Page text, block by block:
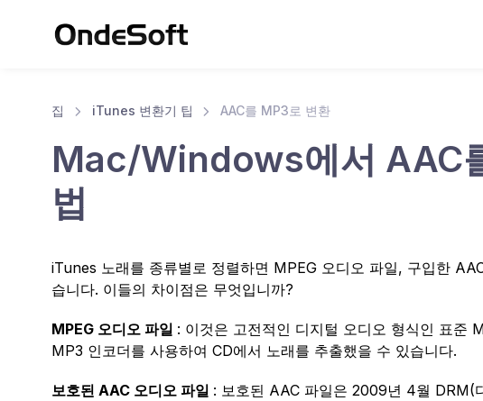
집 iTunes 변환기 팁 AAC를 MP3로 변환
Mac/Windows에서 AAC
법
iTunes 노래를 종류별로 정렬하면 MPEG 오디오 파일, 구입한
습니다. 이들의 차이점은 무엇입니까?
MPEG 오디오 파일 : 이것은 고전적인 디지털 오디오 형식인 표준
MP3 인코더를 사용하여 CD에서 노래를 추출했을 수 있습니다.
보호된 AAC 오디오 파일 : 보호된 AAC 파일은 2009년 4월 DRM(